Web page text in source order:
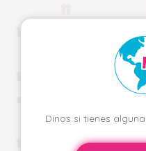
Dinos si tienes alguna